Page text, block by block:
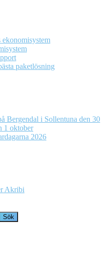
paketlösning
Bergendal i Sollentuna den 30
1 oktober
2026
Akribi